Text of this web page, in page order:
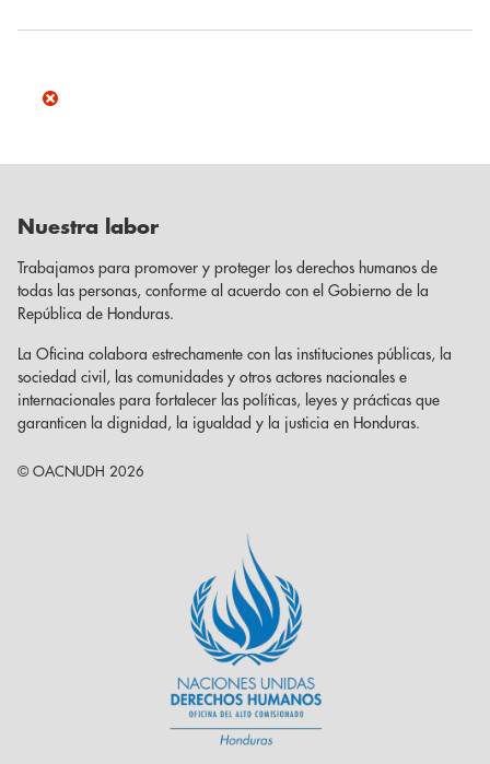
Nuestra labor
Trabajamos para promover y proteger los derechos humanos de
todas las personas, conforme al acuerdo con el Gobierno de la
República de Honduras.
La Oficina colabora estrechamente con las instituciones públicas, la
sociedad civil, las comunidades y otros actores nacionales e
internacionales para fortalecer las políticas, leyes y prácticas que
garanticen la dignidad, la igualdad y la justicia en Honduras.
© OACNUDH 2026